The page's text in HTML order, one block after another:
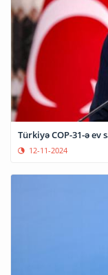
Türkiyə COP-31-ə
12-11-2024